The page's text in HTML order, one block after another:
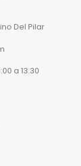
Del Pilar
a 13.30